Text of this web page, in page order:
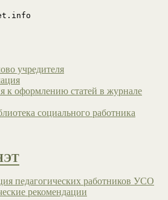
учредителя
к оформлению статей в журнале
социального работника
педагогических работников УСО
рекомендации